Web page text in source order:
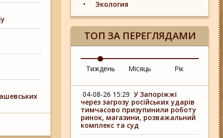
Экология
ТОП ЗА ПЕРЕГЛЯДАМИ
Тиждень Місяць Рік
04-08-26 15:29 У Запоріжжі
через загрозу російських ударів
тимчасово призупинили роботу
ринок, магазини, розважальний
комплекс та суд